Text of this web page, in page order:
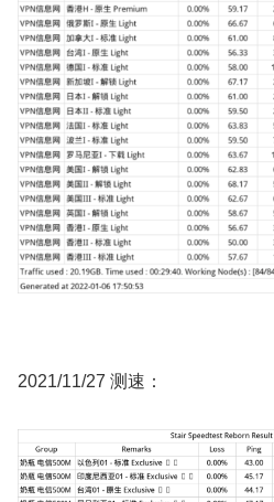
2021/11/27 测速：